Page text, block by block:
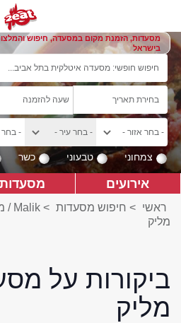
מסעדות, הזמנת מקום במסעדה, חיפוש
בישראל
צמחוני טבעוני כשר
אירועים מסעדות
ראשי > חיפוש מסעדות > Malik / מליק
מליק
מליק